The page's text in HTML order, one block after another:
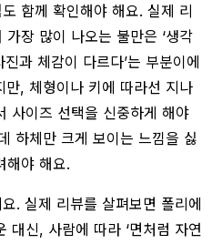
함께 확인해야 해요. 실제 리
장 많이 나오는 불만은 ‘생각
과 체감이 다르다’는 부분이에
, 체형이나 키에 따라선 지나
사이즈 선택을 신중하게 해야
하체만 크게 보이는 느낌을 싫
해야 해요.
. 실제 리뷰를 살펴보면 폴리에
대신, 사람에 따라 ‘면처럼 자연